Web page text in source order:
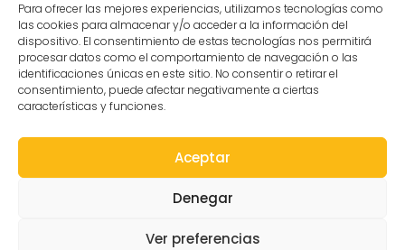
Para ofrecer las mejores experiencias, utilizamos tecnologías como
las cookies para almacenar y/o acceder a la información del
dispositivo. El consentimiento de estas tecnologías nos permitirá
procesar datos como el comportamiento de navegación o las
identificaciones únicas en este sitio. No consentir o retirar el
consentimiento, puede afectar negativamente a ciertas
características y funciones.
Aceptar
Denegar
Ver preferencias
C/Gibraltar,14
37008-Salamanca